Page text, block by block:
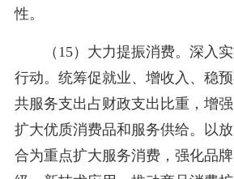
性。
（15）大力提振消费。深入
行动。统筹促就业、增收入、稳
共服务支出占财政支出比重，增强
扩大优质消费品和服务供给。以
合为重点扩大服务消费，强化品